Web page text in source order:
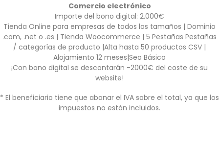
Comercio electrónico
Importe del bono digital: 2.000€
Tienda Online para empresas de todos los tamaños | Dominio
.com, .net o .es | Tienda Woocommerce | 5 Pestañas Pestañas
/ categorías de producto |Alta hasta 50 productos CSV |
Alojamiento 12 meses|Seo Básico
¡Con bono digital se descontarán -2000€ del coste de su
website!
* El beneficiario tiene que abonar el IVA sobre el total, ya que los
impuestos no están incluidos.